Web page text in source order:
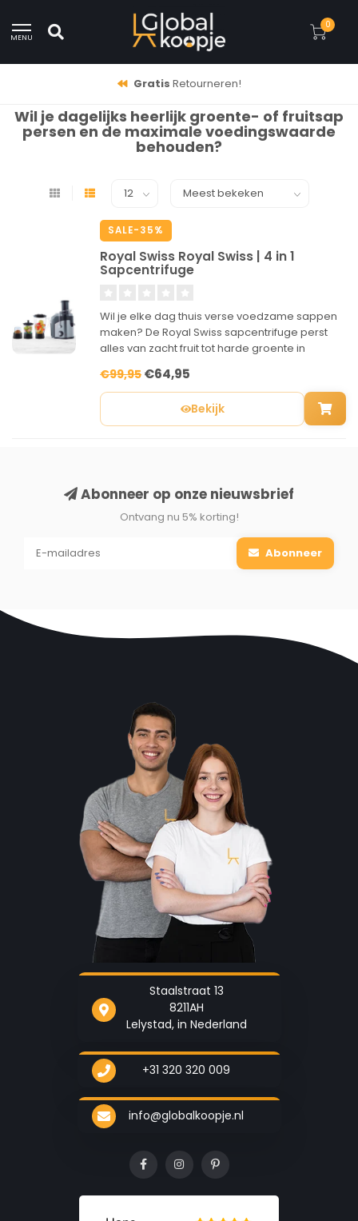
MENU
0
Gratis Retourneren!
Wil je dagelijks heerlijk groente- of fruitsap
persen en de maximale voedingswaarde
behouden?
SALE-35%
Royal Swiss Royal Swiss | 4 in 1
Sapcentrifuge
Wil je elke dag thuis verse voedzame sappen
maken? De Royal Swiss sapcentrifuge perst
alles van zacht fruit tot harde groente in
€99,95 €64,95
Bekijk
Abonneer op onze nieuwsbrief
Ontvang nu 5% korting!
Abonneer
Staalstraat 13
8211AH
Lelystad, in Nederland
+31 320 320 009
info@globalkoopje.nl